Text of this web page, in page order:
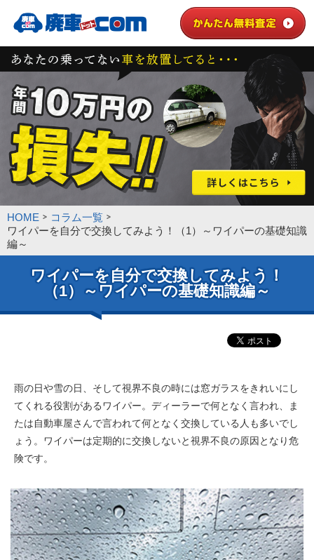
HOME
コラム一覧
ワイパーを自分で交換してみよう！（1）～ワイパーの基礎知識
編～
ワイパーを自分で交換してみよう！
（1）～ワイパーの基礎知識編～
雨の日や雪の日、そして視界不良の時には窓ガラスをきれいにし
てくれる役割があるワイパー。ディーラーで何となく言われ、ま
たは自動車屋さんで言われて何となく交換している人も多いでし
ょう。ワイパーは定期的に交換しないと視界不良の原因となり危
険です。